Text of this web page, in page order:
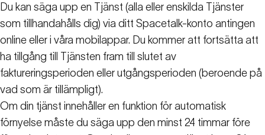
Du kan säga upp en Tjänst (alla eller enskilda Tjänster
som tillhandahålls dig) via ditt Spacetalk-konto antingen
online eller i våra mobilappar. Du kommer att fortsätta att
ha tillgång till Tjänsten fram till slutet av
faktureringsperioden eller utgångsperioden (beroende på
vad som är tillämpligt).
Om din tjänst innehåller en funktion för automatisk
förnyelse måste du säga upp den minst 24 timmar före